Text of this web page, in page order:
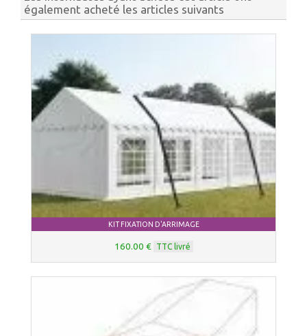
également acheté les articles suivants
KIT FIXATION D'ARRIMAGE
160.00 € TTC livré